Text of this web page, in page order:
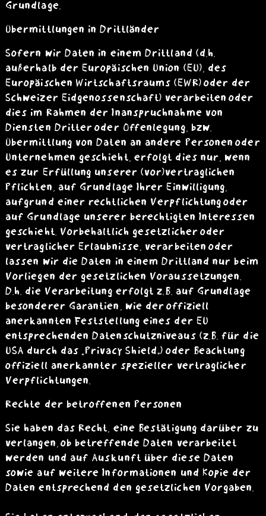
Grundlage.
Übermittlungen in Drittländer
Sofern wir Daten in einem Drittland (d.h.
außerhalb der Europäischen Union (EU), des
Europäischen Wirtschaftsraums (EWR) oder der
Schweizer Eidgenossenschaft) verarbeiten oder
dies im Rahmen der Inanspruchnahme von
Diensten Dritter oder Offenlegung, bzw.
Übermittlung von Daten an andere Personen oder
Unternehmen geschieht, erfolgt dies nur, wenn
es zur Erfüllung unserer (vor)vertraglichen
Pflichten, auf Grundlage Ihrer Einwilligung,
aufgrund einer rechtlichen Verpflichtung oder
auf Grundlage unserer berechtigten Interessen
geschieht. Vorbehaltlich gesetzlicher oder
vertraglicher Erlaubnisse, verarbeiten oder
lassen wir die Daten in einem Drittland nur beim
Vorliegen der gesetzlichen Voraussetzungen.
D.h. die Verarbeitung erfolgt z.B. auf Grundlage
besonderer Garantien, wie der offiziell
anerkannten Feststellung eines der EU
entsprechenden Datenschutzniveaus (z.B. für die
USA durch das „Privacy Shield“) oder Beachtung
offiziell anerkannter spezieller vertraglicher
Verpflichtungen.
Rechte der betroffenen Personen
Sie haben das Recht, eine Bestätigung darüber zu
verlangen, ob betreffende Daten verarbeitet
werden und auf Auskunft über diese Daten
sowie auf weitere Informationen und Kopie der
Daten entsprechend den gesetzlichen Vorgaben.